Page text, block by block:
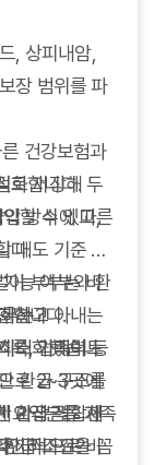
, 상피내암,
장 범위를 파
건강보험과
화합니다.
방식에 따른
다.
능 여부와 환
합니다.
록, 가족력 등
요약본을 가족
.
로 저장해 두
할 수 있고,
때도 기준 자
이 부부는 비
하고 아내는
소화했습니
환급 구조를
환급금을 제
급 조건을 꼼
는?
터 업데이트
로 2~3곳에
인하나요?
가장 적합한
기적으로 비